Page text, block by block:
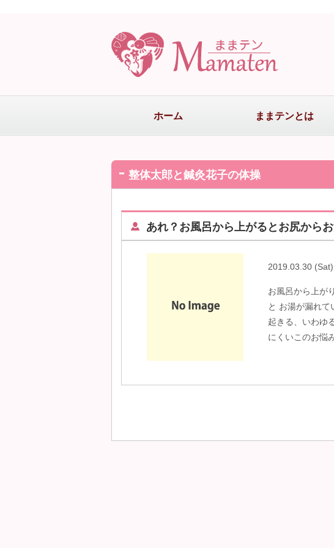
ホーム ままテンとは
整体太郎と鍼灸花子の体操
あれ？お風呂から上がるとお尻からお
2019.03.30 (Sat)
お風呂から上が
と お湯が漏れ
起きる、いわゆ
にくいこのお悩